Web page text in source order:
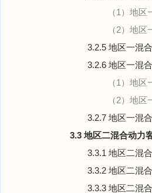
（1）地
（2）地
3.2.5 地区一混
3.2.6 地区一混
（1）地
（2）地
3.2.7 地区一混
3.3 地区二混合动力
3.3.1 地区二混
3.3.2 地区二混
3.3.3 地区二混